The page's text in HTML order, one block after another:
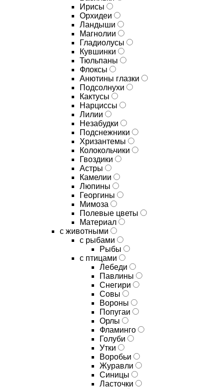
Ирисы
Орхидеи
Ландыши
Магнолии
Гладиолусы
Кувшинки
Тюльпаны
Флоксы
Анютины глазки
Подсолнухи
Кактусы
Нарциссы
Лилии
Незабудки
Подснежники
Хризантемы
Колокольчики
Гвоздики
Астры
Камелии
Люпины
Георгины
Мимоза
Полевые цветы
Материал
с животными
с рыбами
Рыбы
с птицами
Лебеди
Павлины
Снегири
Совы
Вороны
Попугаи
Орлы
Фламинго
Голуби
Утки
Воробьи
Журавли
Синицы
Ласточки